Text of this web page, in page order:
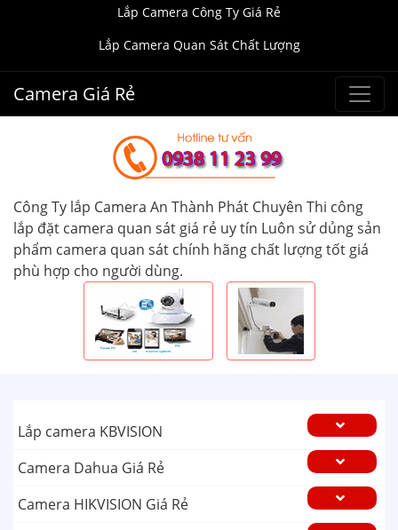
Lắp Camera Công Ty Giá Rẻ
Lắp Camera Quan Sát Chất Lượng
Camera Giá Rẻ
Công Ty lắp Camera An Thành Phát Chuyên Thi công
lắp đặt camera quan sát giá rẻ uy tín Luôn sử dủng sản
phẩm camera quan sát chính hãng chất lượng tốt giá
phù hợp cho người dùng.
Lắp camera KBVISION
Camera Dahua Giá Rẻ
Camera HIKVISION Giá Rẻ